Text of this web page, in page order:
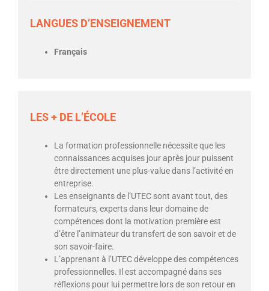
LANGUES D’ENSEIGNEMENT
Français
LES + DE L’ÉCOLE
La formation professionnelle nécessite que les
connaissances acquises jour après jour puissent
être directement une plus-value dans l’activité en
entreprise.
Les enseignants de l’UTEC sont avant tout, des
formateurs, experts dans leur domaine de
compétences dont la motivation première est
d’être l’animateur du transfert de son savoir et de
son savoir-faire.
L’apprenant à l’UTEC développe des compétences
professionnelles. Il est accompagné dans ses
réflexions pour lui permettre lors de son retour en